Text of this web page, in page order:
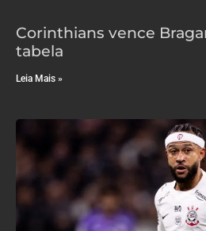
Corinthians vence
tabela
Leia Mais »